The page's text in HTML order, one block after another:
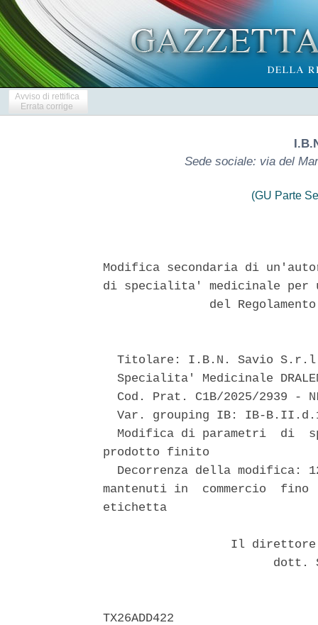
Avviso di rettifica
Errata corrige
Sede sociale: via del
(GU Parte
Modifica secondaria di
di specialita' medicinale per
del
Titolare: I.B.N. Savio
Specialita' Medicinale
Cod. Prat. C1B/2025/2939 -
Var. grouping IB: IB-
Modifica di parametri  di
prodotto finito
Decorrenza della modifica:
mantenuti in  commercio
etichetta
Il